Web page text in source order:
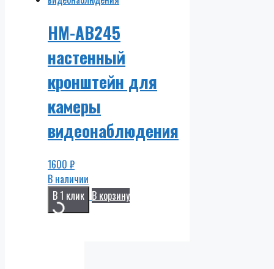
HM-AB245
настенный
кронштейн для
камеры
видеонаблюдения
1600 ₽
В наличии
В 1 клик В корзину